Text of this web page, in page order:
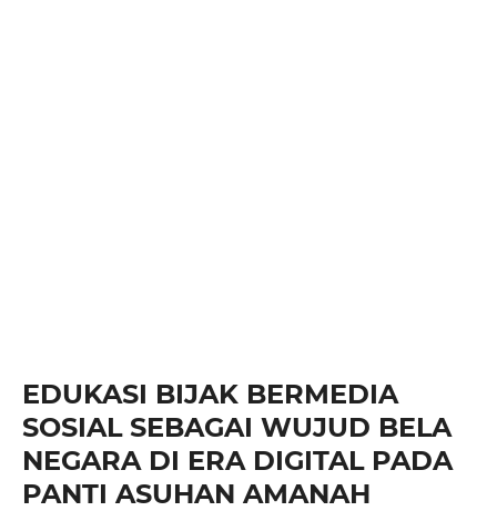
EDUKASI BIJAK BERMEDIA
SOSIAL SEBAGAI WUJUD BELA
NEGARA DI ERA DIGITAL PADA
PANTI ASUHAN AMANAH